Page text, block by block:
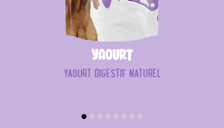
Yaourt
YAOURT DIGESTIF NATUREL